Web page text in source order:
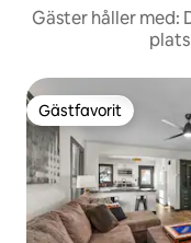
Gäster håller med:
Gästfavorit
Gästfavorit